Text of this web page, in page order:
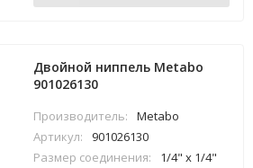
Двойной ниппель Metabo
901026130
Производитель:
Metabo
Артикул:
901026130
Размер соединения:
1/4" x 1/4"